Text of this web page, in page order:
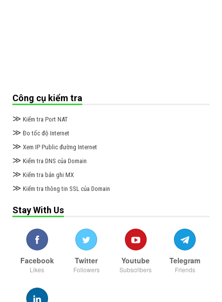
Công cụ kiểm tra
≫ Kiểm tra Port NAT
≫ Đo tốc độ Internet
≫ Xem IP Public đường Internet
≫ Kiểm tra DNS của Domain
≫ Kiểm tra bản ghi MX
≫ Kiểm tra thông tin SSL của Domain
Stay With Us
Facebook
Likes
Twitter
Followers
Youtube
Subscribers
Telegram
Friends